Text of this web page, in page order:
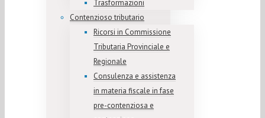
Trasformazioni
Contenzioso tributario
Ricorsi in Commissione
Tributaria Provinciale e
Regionale
Consulenza e assistenza
in materia fiscale in fase
pre-contenziosa e